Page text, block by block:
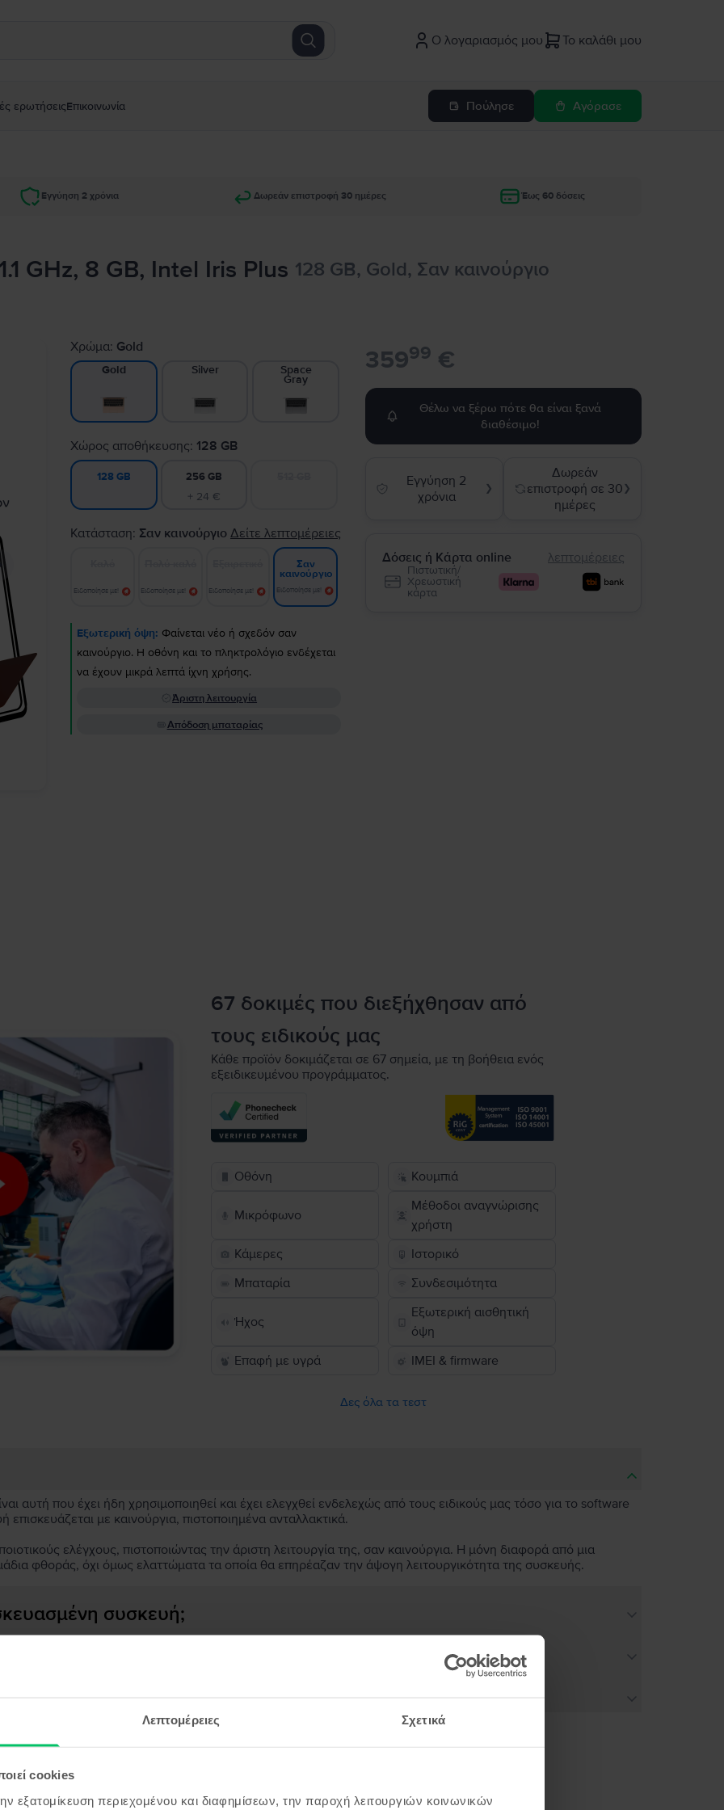
Λεπτομέρειες Σχετικά
cookies
εξατομίκευση περιεχομένου και διαφημίσεων, την παροχή λειτουργιών κοινωνικών
Ο λογαριασμός μου Το καλάθι μου
ερωτήσειςΕπικοινωνία Πούλησε Αγόρασε
Εγγύηση 2 χρόνια Δωρεάν επιστροφή 30 ημέρες Έως 60 δόσεις
GHz, 8 GB, Intel Iris Plus 128 GB, Gold, Σαν καινούργιο
Χρώμα: Gold
Gold Silver Space
Gray
Χώρος αποθήκευσης: 128 GB
128 GB 256 GB
+ 24 €
Κατάσταση: Σαν καινούργιο Δείτε λεπτομέρειες
Ειδοποίησε με! Ειδοποίησε με! Ειδοποίησε με!
Σαν
καινούργιο
Ειδοποίησε με!
Εξωτερική όψη: Φαίνεται νέο ή σχεδόν σαν
καινούργιο. Η οθόνη και το πληκτρολόγιο ενδέχεται
να έχουν μικρά λεπτά ίχνη χρήσης.
Άριστη λειτουργία
Απόδοση μπαταρίας
35999 €
Θέλω να ξέρω πότε θα είναι ξανά
διαθέσιμο!
Εγγύηση 2
χρόνια
❯
Δωρεάν
επιστροφή σε 30
ημέρες
❯
Δόσεις ή Κάρτα online λεπτομέρειες
Πιστωτική/
Χρεωστική
κάρτα
67 δοκιμές που διεξήχθησαν από
τους ειδικούς μας
Κάθε προϊόν δοκιμάζεται σε 67 σημεία, με τη βοήθεια ενός
εξειδικευμένου προγράμματος.
Οθόνη Κουμπιά
Μικρόφωνο
Μέθοδοι αναγνώρισης
χρήστη
Κάμερες
Ιστορικό
Μπαταρία
Συνδεσιμότητα
Ήχος
Εξωτερική αισθητική
όψη
Επαφή με υγρά
IMEI & firmware
Δες όλα τα τεστ
αυτή που έχει ήδη χρησιμοποιηθεί και έχει ελεγχθεί ενδελεχώς από τους ειδικούς μας τόσο για το software
με καινούργια, πιστοποιημένα ανταλλακτικά.
ελέγχους, πιστοποιώντας την άριστη λειτουργία της, σαν καινούργια. Η μόνη διαφορά από μια
φθοράς, όχι όμως ελαττώματα τα οποία θα επηρέαζαν την άψογη λειτουργικότητα της συσκευής.
συσκευή;
παρόμοια με την αναζήτησή σου